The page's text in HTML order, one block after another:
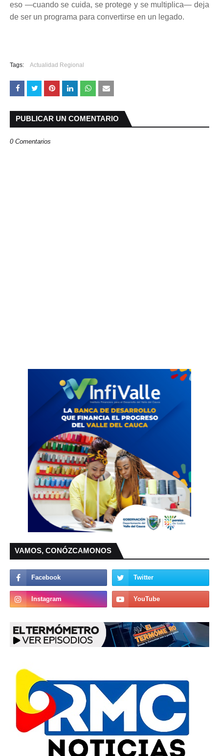
eso —cuando se cuida, se protege y se multiplica— deja
de ser un programa para convertirse en un legado.
Tags: Actualidad Regional
PUBLICAR UN COMENTARIO
0 Comentarios
VAMOS, CONÓZCAMONOS